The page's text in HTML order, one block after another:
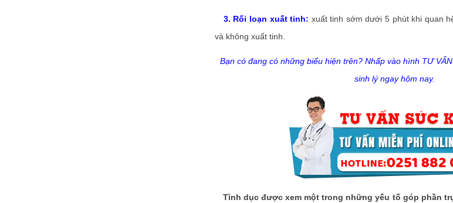
3. Rối loạn xuất tinh: xuất tinh sớm dưới 5 phút khi quan
và không xuất tinh.
Bạn có đang có những biểu hiện trên? Nhấp vào hình TƯ
sinh lý ngay hôm nay.
Tình dục được xem một trong những yếu tố góp phần